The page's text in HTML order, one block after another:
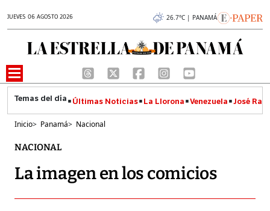
JUEVES 06 AGOSTO 2026 26.7°C | PANAMÁ
Últimas Noticias La Llorona Venezuela José
Inicio> Panamá> Nacional
NACIONAL
La imagen en los comicios